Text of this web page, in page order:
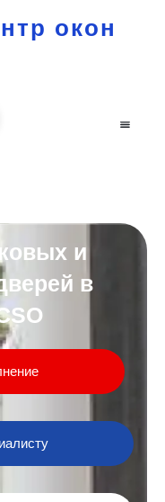
окон
и
в